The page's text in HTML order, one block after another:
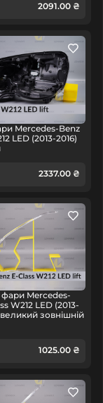
2091.00 ₴
Mercedes-Benz
LED (2013-2016)
2337.00 ₴
фари Mercedes-
W212 LED (2013-
зовнішній
1025.00 ₴